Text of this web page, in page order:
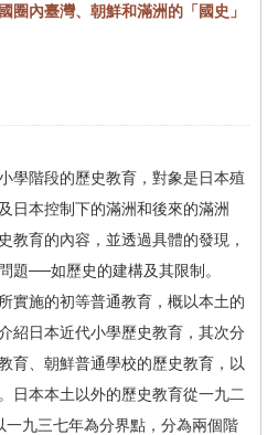
圈內臺灣、朝鮮和滿洲的「國史」
階段的歷史教育，對象是日本殖
日本控制下的滿洲和後來的滿洲
教育的內容，並透過具體的發現，
題──如歷史的建構及其限制。
施的初等普通教育，概以本土的
紹日本近代小學歷史教育，其次分
育、朝鮮普通學校的歷史教育，以
日本本土以外的歷史教育從一九二
九三七年為分界點，分為兩個階